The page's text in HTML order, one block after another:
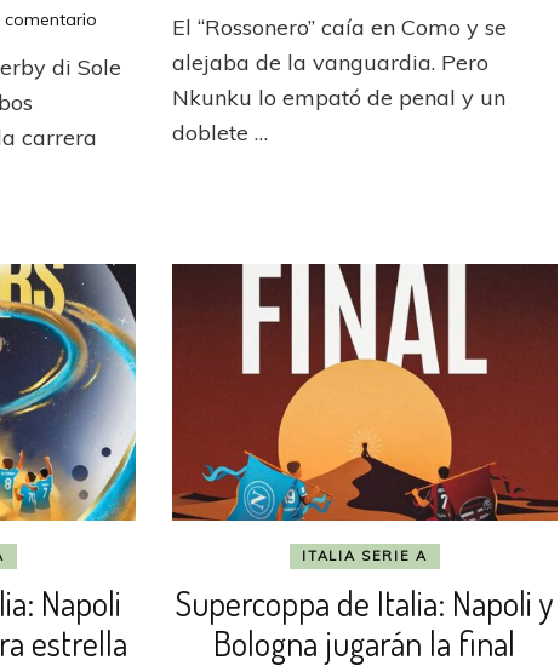
comentarioen
de
medianoche
Napoli
di Sole
carrera
sa”
Milán
El “Rossonero” caía en Como y se
alejaba de la vanguardia. Pero
Nkunku lo empató de penal y un
doblete …
Napoli
estrella
ITALIA SERIE A
Supercoppa de Italia: Napoli y
Bologna jugarán la final